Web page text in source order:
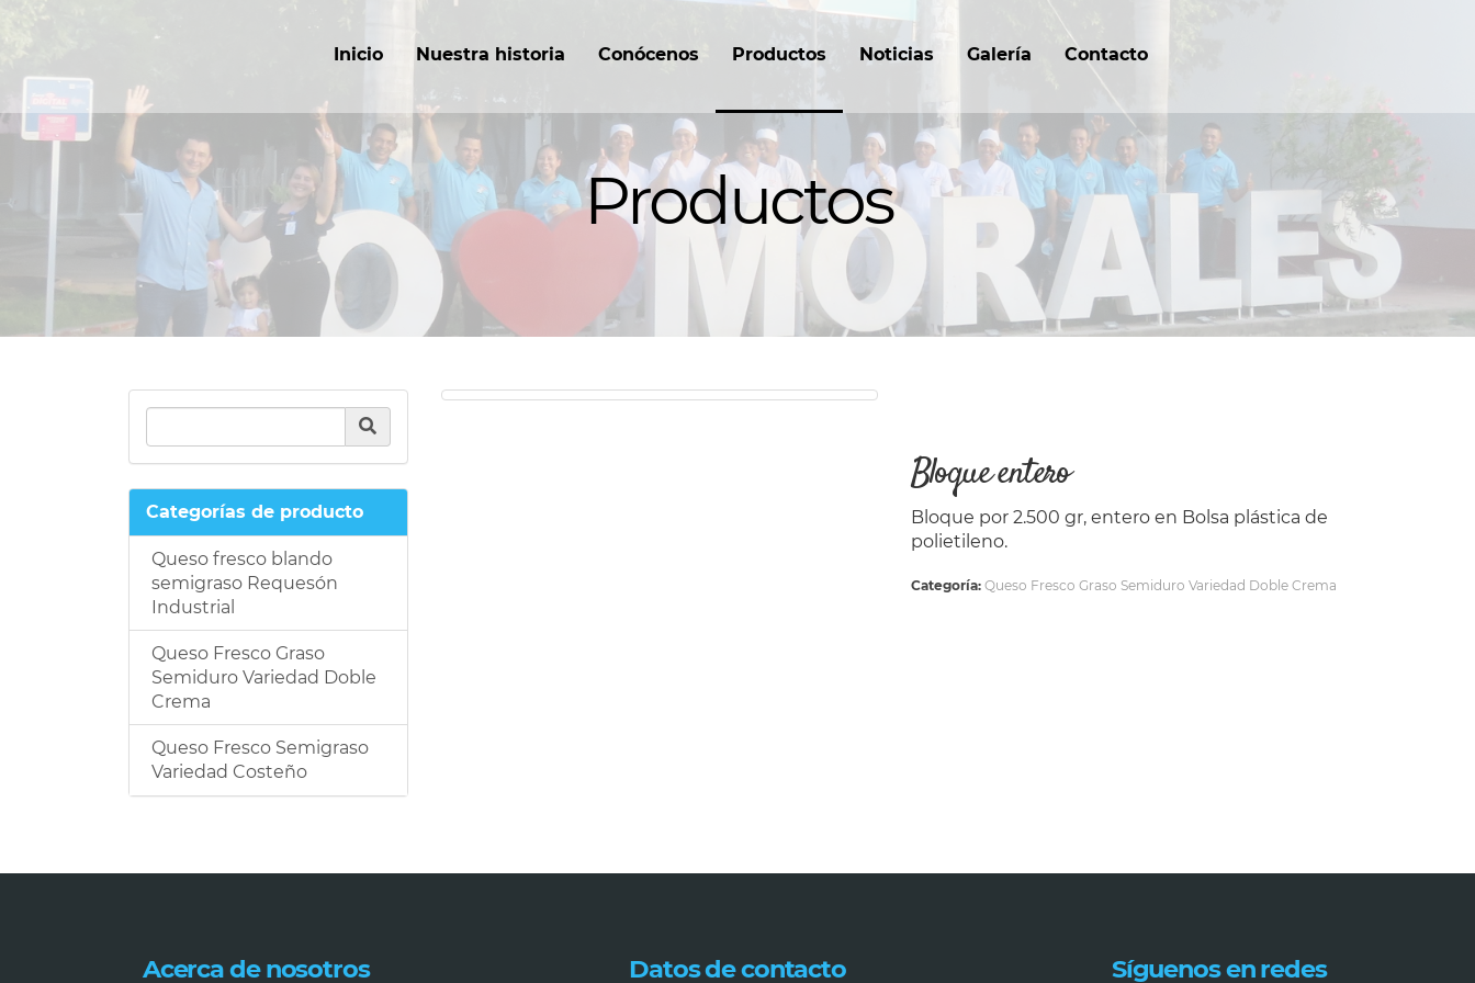
Inicio Nuestra historia Conócenos Productos Noticias Galería Contacto
Productos
Product Search
Categorías de producto
Queso fresco blando
semigraso Requesón
Industrial
Queso Fresco Graso
Semiduro Variedad Doble
Crema
Queso Fresco Semigraso
Variedad Costeño
Bloque entero
Bloque por 2.500 gr, entero en Bolsa plástica de
polietileno.
Categoría: Queso Fresco Graso Semiduro Variedad Doble Crema
Acerca de nosotros Datos de contacto Síguenos en redes